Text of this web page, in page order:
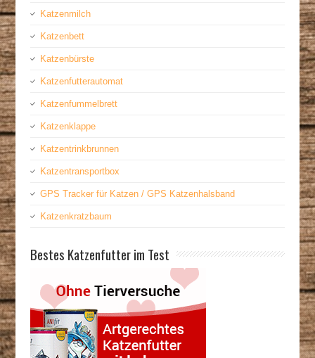
Katzenmilch
Katzenbett
Katzenbürste
Katzenfutterautomat
Katzenfummelbrett
Katzenklappe
Katzentrinkbrunnen
Katzentransportbox
GPS Tracker für Katzen / GPS Katzenhalsband
Katzenkratzbaum
Bestes Katzenfutter im Test